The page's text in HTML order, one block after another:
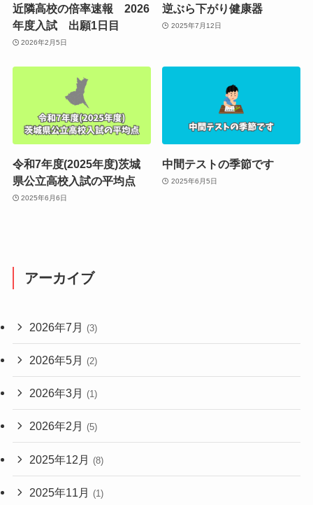
近隣高校の倍率速報 2026
年度入試 出願1日目
2026年2月5日
逆ぶら下がり健康器
2025年7月12日
令和7年度(2025年度)茨城
県公立高校入試の平均点
2025年6月6日
中間テストの季節です
2025年6月5日
アーカイブ
2026年7月 (3)
2026年5月 (2)
2026年3月 (1)
2026年2月 (5)
2025年12月 (8)
2025年11月 (1)